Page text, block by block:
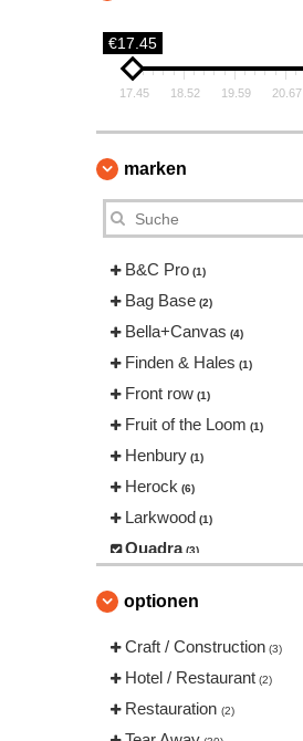
€17.45
17.45 18.52 19.59 20.67
marken
B&C Pro (1)
Bag Base (2)
Bella+Canvas (4)
Finden & Hales (1)
Front row (1)
Fruit of the Loom (1)
Henbury (1)
Herock (6)
Larkwood (1)
Quadra (3)
Result
Roly Workwear (1)
Tombo (3)
VELILLA (26)
Yoko (7)
optionen
Craft / Construction (3)
Hotel / Restaurant (2)
Restauration (2)